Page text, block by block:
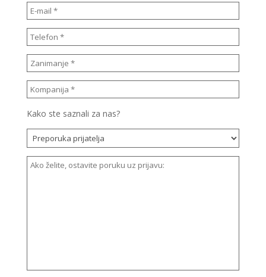
Kako ste saznali za nas?